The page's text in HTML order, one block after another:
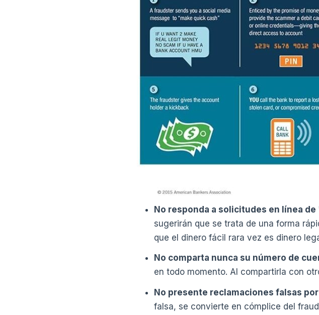
No responda a solicitudes en línea
sugerirán que se trata de una forma
que el dinero fácil rara vez es dinero
No comparta nunca su número de
en todo momento. Al compartirla con
No presente reclamaciones falsas
falsa, se convierte en cómplice del